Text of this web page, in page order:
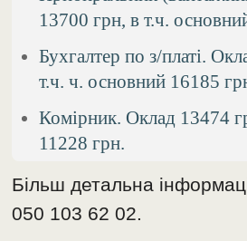
13700 грн, в т.ч.
Бухгалтер по з/платі.
т.ч. ч. основний 16185
Комірник. Оклад 13474
11228 грн.
Більш детальна
050 103 62 02.